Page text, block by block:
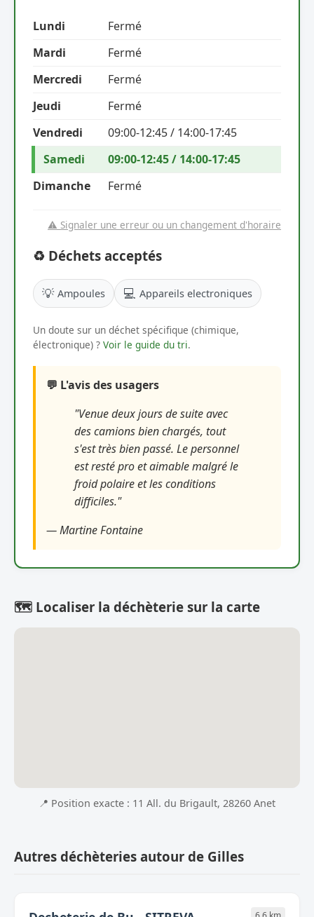
Lundi
Fermé
Mardi
Fermé
Mercredi
Fermé
Jeudi
Fermé
Vendredi
09:00-12:45 / 14:00-17:45
Samedi
09:00-12:45 / 14:00-17:45
Dimanche
Fermé
⚠️ Signaler une erreur ou un changement d'horaire
♻️ Déchets acceptés
💡 Ampoules 💻 Appareils electroniques
Un doute sur un déchet spécifique (chimique,
électronique) ? Voir le guide du tri.
💬 L'avis des usagers
"Venue deux jours de suite avec
des camions bien chargés, tout
s'est très bien passé. Le personnel
est resté pro et aimable malgré le
froid polaire et les conditions
difficiles."
— Martine Fontaine
🗺️ Localiser la déchèterie sur la carte
📍 Position exacte : 11 All. du Brigault, 28260 Anet
Autres déchèteries autour de Gilles